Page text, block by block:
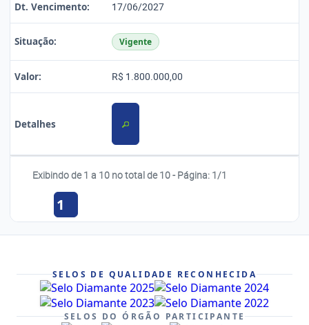
Dt. Vencimento: 17/06/2027
Situação: Vigente
Valor: R$ 1.800.000,00
Detalhes
Exibindo de 1 a 10 no total de 10 - Página: 1/1
1
SELOS DE QUALIDADE RECONHECIDA
SELOS DO ÓRGÃO PARTICIPANTE